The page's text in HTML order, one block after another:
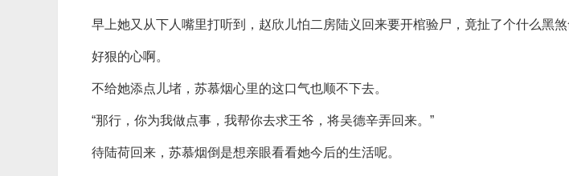
早上她又从下人嘴里打听到，赵欣儿怕二房陆义回来要开棺验尸，竟扯了个什么黑
好狠的心啊。
不给她添点儿堵，苏慕烟心里的这口气也顺不下去。
“那行，你为我做点事，我帮你去求王爷，将吴德辛弄回来。”
待陆荷回来，苏慕烟倒是想亲眼看看她今后的生活呢。